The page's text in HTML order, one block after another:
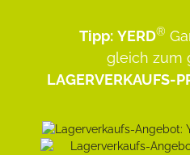
Tipp: YERD®
gleich zum
LAGERVERKAUFS-